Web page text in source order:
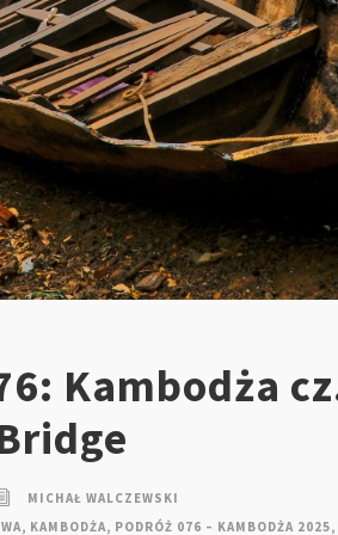
Kambodża
MICHAŁ WALCZEWSKI
, KAMBODŻA, PODRÓŻ 076 – KAMBODŻA 2025,